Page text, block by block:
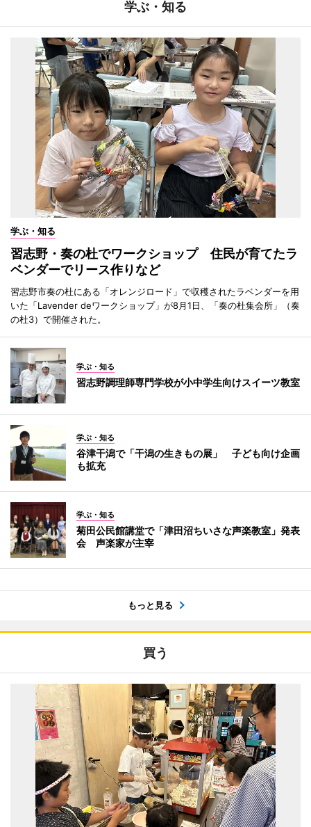
学ぶ・知る
学ぶ・知る
習志野・奏の杜でワークショップ 住民が育てたラ
ベンダーでリース作りなど
習志野市奏の杜にある「オレンジロード」で収穫されたラベンダーを用
いた「Lavender deワークショップ」が8月1日、「奏の杜集会所」（奏
の杜3）で開催された。
学ぶ・知る
習志野調理師専門学校が小中学生向けスイーツ教室
学ぶ・知る
谷津干潟で「干潟の生きもの展」 子ども向け企画
も拡充
学ぶ・知る
菊田公民館講堂で「津田沼ちいさな声楽教室」発表
会 声楽家が主宰
もっと見る
買う